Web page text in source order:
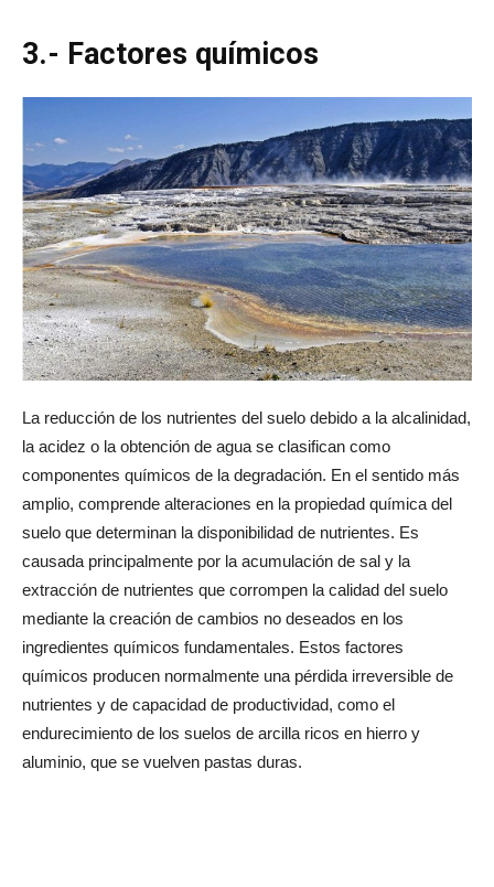
3.- Factores químicos
La reducción de los nutrientes del suelo debido a la alcalinidad,
la acidez o la obtención de agua se clasifican como
componentes químicos de la degradación. En el sentido más
amplio, comprende alteraciones en la propiedad química del
suelo que determinan la disponibilidad de nutrientes. Es
causada principalmente por la acumulación de sal y la
extracción de nutrientes que corrompen la calidad del suelo
mediante la creación de cambios no deseados en los
ingredientes químicos fundamentales. Estos factores
químicos producen normalmente una pérdida irreversible de
nutrientes y de capacidad de productividad, como el
endurecimiento de los suelos de arcilla ricos en hierro y
aluminio, que se vuelven pastas duras.